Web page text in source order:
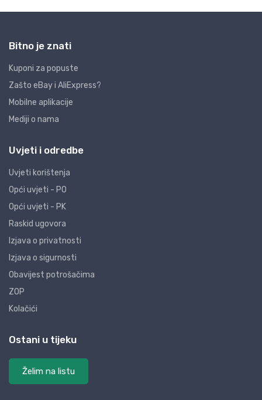
Bitno je znati
Kuponi za popuste
Zašto eBay i AliExpress?
Mobilne aplikacije
Mediji o nama
Uvjeti i odredbe
Uvjeti korištenja
Opći uvjeti - PO
Opći uvjeti - PK
Raskid ugovora
Izjava o privatnosti
Izjava o sigurnosti
Obavijest potrošačima
ZOP
Kolačići
Ostani u tijeku
Želim na listu